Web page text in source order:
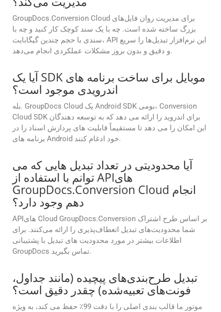
GroupDocs.Conversion Cloud برای مدیریت روان فایل‌های
بزرگ ساخته شده است. چه با یک سند کوچک کار کنید و چه با
سندی با حجم چندین گیگابایت، API این نرم‌افزار تبدیل‌ها را سریع
و دقیق و بدون بروز مشکلات عملکردی انجام می‌دهد.
آیا یک SDK موبایل برای ساخت برنامه های
اندرویدی موجود است؟
بله. GroupDocs Cloud یک Android SDK بومی، Conversion
Cloud SDK برای اندروید را ارائه می دهد که به توسعه دهندگان
این امکان را می دهد تا مستقیماً قابلیت های پردازش اسناد را در
برنامه های Android خود ادغام کنند.
آیا محدودیتی در تعداد تبدیل هایی که می
توانم با استفاده از APIهای
GroupDocs.Conversion Cloud انجام
دهم وجود دارد؟
APIهای Cloud GroupDocs.Conversion بر اساس طرح اشتراک
شما محدودیت‌های تبدیل انعطاف‌پذیری را ارائه می‌کنند. برای
اطلاعات بیشتر در مورد محدودیت های تبدیل با پشتیبانی
GroupDocs تماس بگیرید.
تبدیل طرح‌بندی‌های پیچیده (مانند جداول،
فونت‌های تعبیه‌شده) چقدر دقیق است؟
موتور ما قالب بندی اصلی را با دقت 99٪ حفظ می کند، به ویژه